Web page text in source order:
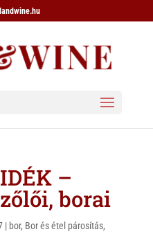
–
borai
| bor, Bor és étel párosítás,